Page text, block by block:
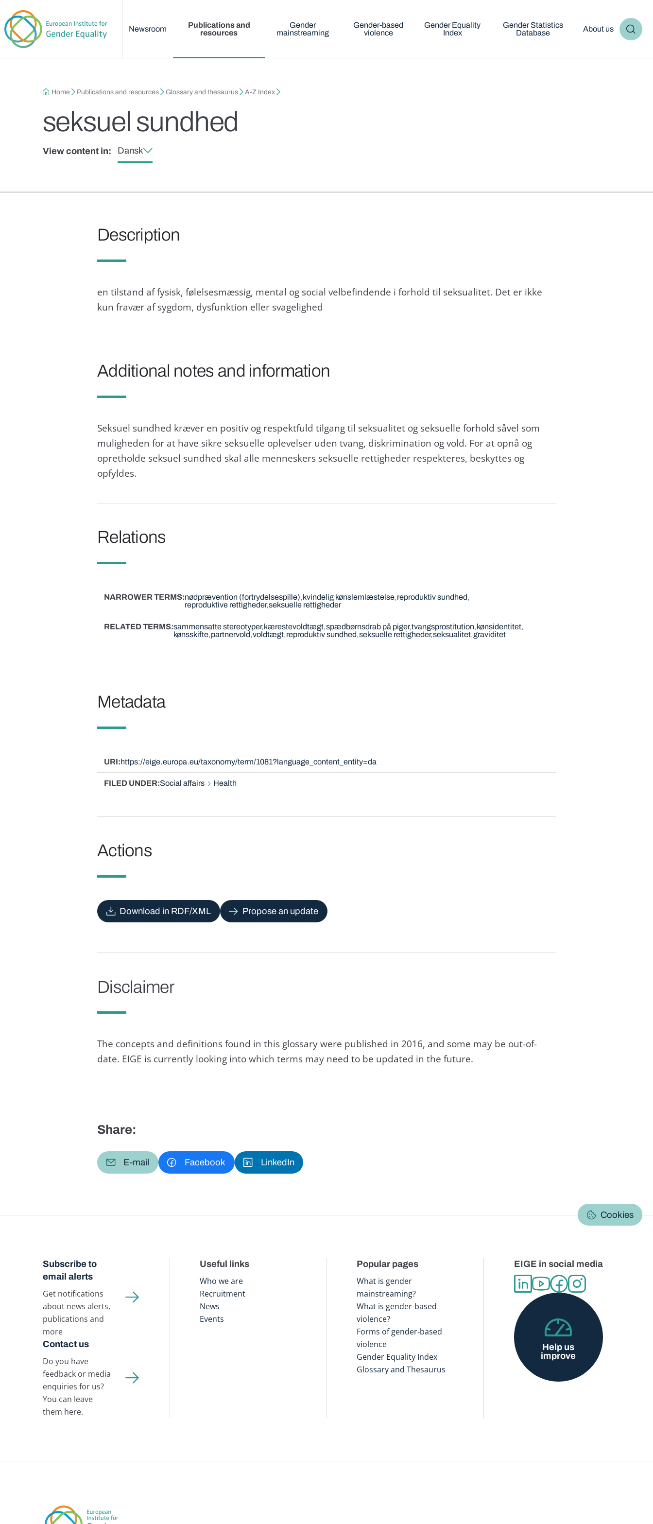
Newsroom
Publications and
resources
Gender
mainstreaming
Gender-based
violence
Gender Equality
Index
Gender Statistics
Database
About us
Breadcrumb
Home Publications and resources Glossary and thesaurus A-Z Index
seksuel sundhed
View content in: Dansk
Description
en tilstand af fysisk, følelsesmæssig, mental og social velbefindende i forhold til seksualitet. Det er ikke
kun fravær af sygdom, dysfunktion eller svagelighed
Additional notes and information
Seksuel sundhed kræver en positiv og respektfuld tilgang til seksualitet og seksuelle forhold såvel som
muligheden for at have sikre seksuelle oplevelser uden tvang, diskrimination og vold. For at opnå og
opretholde seksuel sundhed skal alle menneskers seksuelle rettigheder respekteres, beskyttes og
opfyldes.
Relations
NARROWER TERMS nødprævention (fortrydelsespille) kvindelig kønslemlæstelse reproduktiv sundhed
reproduktive rettigheder seksuelle rettigheder
RELATED TERMS sammensatte stereotyper kærestevoldtægt spædbørnsdrab på piger tvangsprostitution kønsidentitet
kønsskifte partnervold voldtægt reproduktiv sundhed seksuelle rettigheder seksualitet graviditet
Metadata
URI https://eige.europa.eu/taxonomy/term/1081?language_content_entity=da
FILED UNDER Social affairs Health
Actions
Download in RDF/XML Propose an update
Disclaimer
The concepts and definitions found in this glossary were published in 2016, and some may be out-of-
date. EIGE is currently looking into which terms may need to be updated in the future.
Share:
E-mail Facebook LinkedIn
Cookies
Subscribe to
email alerts
Get notifications
about news alerts,
publications and
more
Contact us
Do you have
feedback or media
enquiries for us?
You can leave
them here.
Useful links
Who we are
Recruitment
News
Events
Popular pages
What is gender
mainstreaming?
What is gender-based
violence?
Forms of gender-based
violence
Gender Equality Index
Glossary and Thesaurus
EIGE in social media
Help us
improve